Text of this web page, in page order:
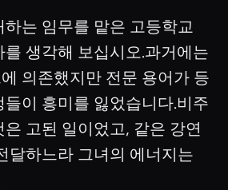
는 임무를 맡은 고등학교
를 생각해 보십시오.과거에는
의존했지만 전문 용어가 등
이 흥미를 잃었습니다.비주
고된 일이었고, 같은 강연
달하느라 그녀의 에너지는